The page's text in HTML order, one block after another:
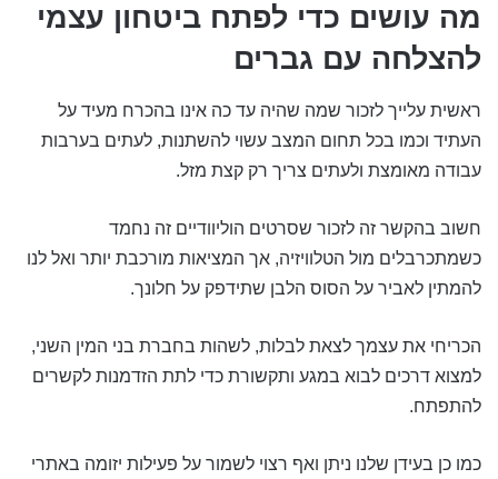
מה עושים כדי לפתח ביטחון עצמי
להצלחה עם גברים
ראשית עלייך לזכור שמה שהיה עד כה אינו בהכרח מעיד על
העתיד וכמו בכל תחום המצב עשוי להשתנות, לעתים בערבות
עבודה מאומצת ולעתים צריך רק קצת מזל.
חשוב בהקשר זה לזכור שסרטים הוליוודיים זה נחמד
כשמתכרבלים מול הטלוויזיה, אך המציאות מורכבת יותר ואל לנו
להמתין לאביר על הסוס הלבן שתידפק על חלונך.
הכריחי את עצמך לצאת לבלות, לשהות בחברת בני המין השני,
למצוא דרכים לבוא במגע ותקשורת כדי לתת הזדמנות לקשרים
להתפתח.
כמו כן בעידן שלנו ניתן ואף רצוי לשמור על פעילות יזומה באתרי